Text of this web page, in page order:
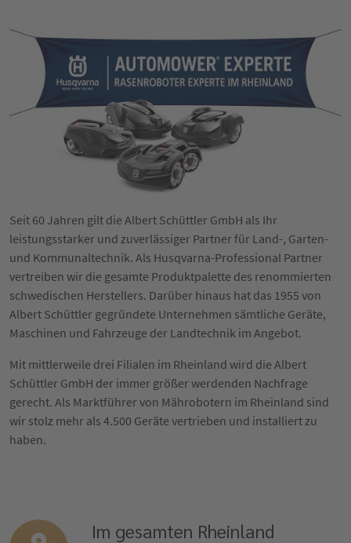
Seit 60 Jahren gilt die Albert Schüttler GmbH als Ihr
leistungsstarker und zuverlässiger Partner für Land-, Garten-
und Kommunaltechnik. Als Husqvarna-Professional Partner
vertreiben wir die gesamte Produktpalette des renommierten
schwedischen Herstellers. Darüber hinaus hat das 1955 von
Albert Schüttler gegründete Unternehmen sämtliche Geräte,
Maschinen und Fahrzeuge der Landtechnik im Angebot.
Mit mittlerweile drei Filialen im Rheinland wird die Albert
Schüttler GmbH der immer größer werdenden Nachfrage
gerecht. Als Marktführer von Mährobotern im Rheinland sind
wir stolz mehr als 4.500 Geräte vertrieben und installiert zu
haben.
Im gesamten Rheinland